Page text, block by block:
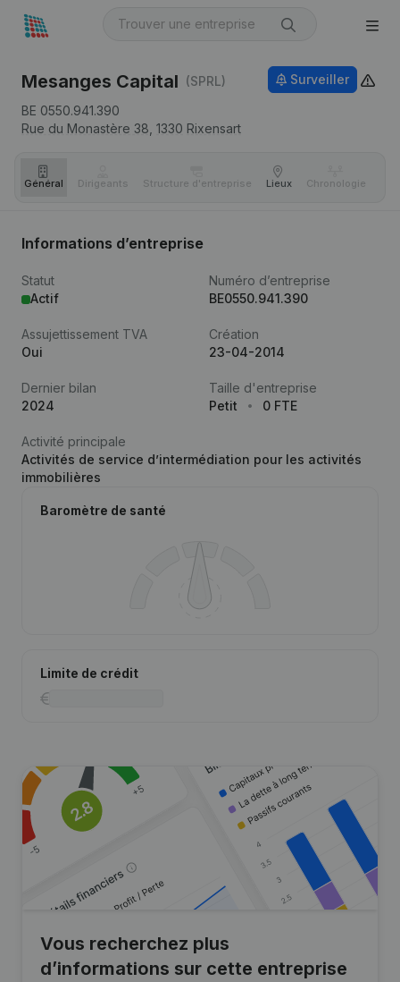
Mesanges Capital (SPRL)
BE 0550.941.390
Rue du Monastère 38, 1330 Rixensart
Surveiller
Général Dirigeants Structure d'entreprise Lieux Chronologie
Informations d’entreprise
Statut
Actif
Numéro d’entreprise
BE0550.941.390
Assujettissement TVA
Oui
Création
23-04-2014
Dernier bilan
2024
Taille d'entreprise
Petit
0 FTE
Activité principale
Activités de service d’intermédiation pour les activités
immobilières
Baromètre de santé
Limite de crédit
Vous recherchez plus
d’informations sur cette entreprise